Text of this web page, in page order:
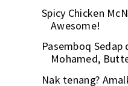
Spicy Chicken
Awesome!
Pasemboq
Mohamed,
Nak tenang?